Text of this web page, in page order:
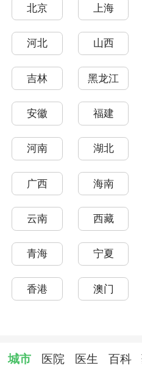
北京 上海
河北 山西
吉林 黑龙江
安徽 福建
河南 湖北
广西 海南
云南 西藏
青海 宁夏
香港 澳门
城市 医院 医生 百科